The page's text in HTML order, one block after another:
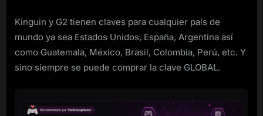
Kinguin y G2 tienen claves para cualquier país de
mundo ya sea Estados Unidos, España, Argentina así
como Guatemala, México, Brasil, Colombia, Perú, etc. Y
sino siempre se puede comprar la clave GLOBAL.